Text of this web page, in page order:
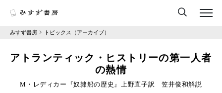
みすず書房 トピックス（アーカイブ）
アトランティック・ヒストリーの第一人者
の熱情
M・レディカー『奴隷船の歴史』上野直子訳 笠井俊和解説